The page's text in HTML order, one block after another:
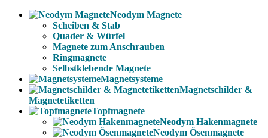
Neodym Magnete
Scheiben & Stab
Quader & Würfel
Magnete zum Anschrauben
Ringmagnete
Selbstklebende Magnete
Magnetsysteme
Magnetschilder &
Magnetetiketten
Topfmagnete
Neodym Hakenmagnete
Neodym Ösenmagnete